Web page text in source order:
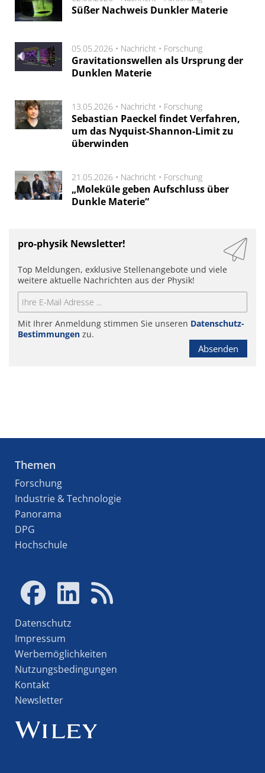
Süßer Nachweis Dunkler Materie
05.05.2026 • Nachricht • Forschung
Gravitationswellen als Ursprung der
Dunklen Materie
13.05.2026 • Nachricht • Forschung
Sebastian Paeckel findet Verfahren,
um das Nyquist-Shannon-Limit zu
überwinden
21.05.2026 • Nachricht • Forschung
„Moleküle geben Aufschluss über
Dunkle Materie“
pro-physik Newsletter!
Top Meldungen, exklusive Stellenangebote und viele
weitere aktuelle Nachrichten aus der Physik!
Mit Ihrer Anmeldung stimmen Sie unseren Datenschutz-
Bestimmungen zu.
Absenden
Themen
Forschung
Industrie & Technologie
Panorama
DPG
Hochschule
Datenschutz
Impressum
Werbemöglichkeiten
Nutzungsbedingungen
Kontakt
Newsletter